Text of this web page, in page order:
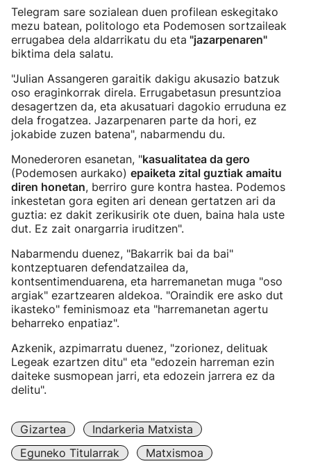
Telegram sare sozialean duen profilean eskegitako
mezu batean, politologo eta Podemosen sortzaileak
errugabea dela aldarrikatu du eta "jazarpenaren"
biktima dela salatu.
"Julian Assangeren garaitik dakigu akusazio batzuk
oso eraginkorrak direla. Errugabetasun presuntzioa
desagertzen da, eta akusatuari dagokio erruduna ez
dela frogatzea. Jazarpenaren parte da hori, ez
jokabide zuzen batena", nabarmendu du.
Monederoren esanetan, "kasualitatea da gero
(Podemosen aurkako) epaiketa zital guztiak amaitu
diren honetan, berriro gure kontra hastea. Podemos
inkestetan gora egiten ari denean gertatzen ari da
guztia: ez dakit zerikusirik ote duen, baina hala uste
dut. Ez zait onargarria iruditzen".
Nabarmendu duenez, "Bakarrik bai da bai"
kontzeptuaren defendatzailea da,
kontsentimenduarena, eta harremanetan muga "oso
argiak" ezartzearen aldekoa. "Oraindik ere asko dut
ikasteko" feminismoaz eta "harremanetan agertu
beharreko enpatiaz".
Azkenik, azpimarratu duenez, "zorionez, delituak
Legeak ezartzen ditu" eta "edozein harreman ezin
daiteke susmopean jarri, eta edozein jarrera ez da
delitu".
Gizartea
Indarkeria Matxista
Eguneko Titularrak
Matxismoa